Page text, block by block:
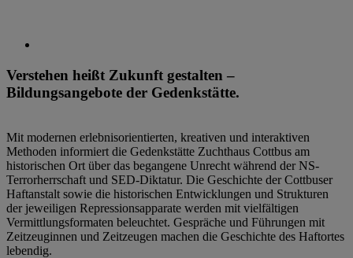
Verstehen heißt Zukunft gestalten –
Bildungsangebote der Gedenkstätte.
Mit modernen erlebnisorientierten, kreativen und interaktiven
Methoden informiert die Gedenkstätte Zuchthaus Cottbus am
historischen Ort über das begangene Unrecht während der NS-
Terrorherrschaft und SED-Diktatur. Die Geschichte der Cottbuser
Haftanstalt sowie die historischen Entwicklungen und Strukturen
der jeweiligen Repressionsapparate werden mit vielfältigen
Vermittlungsformaten beleuchtet. Gespräche und Führungen mit
Zeitzeuginnen und Zeitzeugen machen die Geschichte des Haftortes
lebendig.